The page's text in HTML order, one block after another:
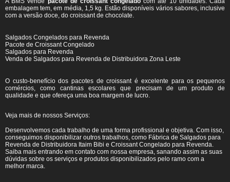
embalagem tem, em média, 1,5 kg. Estão disponíveis vários sabores, inclusive
com a versão doce, do croissant de chocolate.
Salgados Congelados para Revenda
Pacote de Croissant Congelado
Salgados para Revenda
Venda de Salgados para Revenda de Distribuidora Zona Leste
O custo-benefício dos pacotes de croissant é excelente para os pequenos
comércios, como cantinas escolares que precisam de um produto de
qualidade e que ofereça uma boa margem de lucro.
Veja mais de nossos Serviços:
Desenvolvemos cada trabalho de uma forma profissional e objetiva. Com isso,
conseguimos disponibilizar outros trabalhos, como Fábrica de Salgados para
Revenda de Distribuidora Itaim Bibi e Croissant Congelado para Revenda.
Saiba mais entrando em contato com nossa empresa, sanando assim as suas
dúvidas sobre os serviços e produtos disponibilizados pelo ramo com a
melhor marca.